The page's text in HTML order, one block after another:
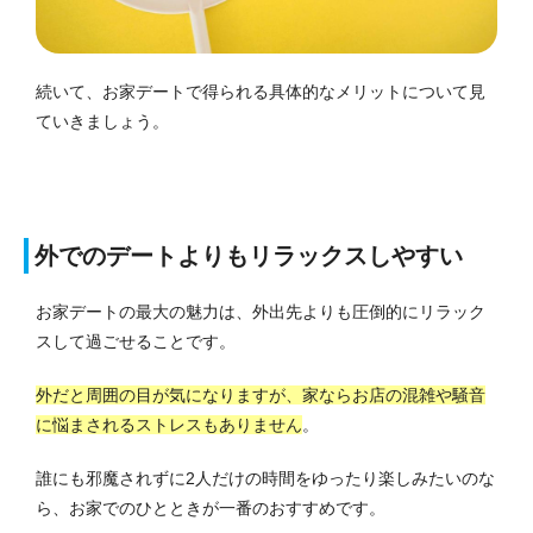
続いて、お家デートで得られる具体的なメリットについて見
ていきましょう。
外でのデートよりもリラックスしやすい
お家デートの最大の魅力は、外出先よりも圧倒的にリラック
スして過ごせることです。
外だと周囲の目が気になりますが、家ならお店の混雑や騒音
に悩まされるストレスもありません。
誰にも邪魔されずに2人だけの時間をゆったり楽しみたいのな
ら、お家でのひとときが一番のおすすめです。